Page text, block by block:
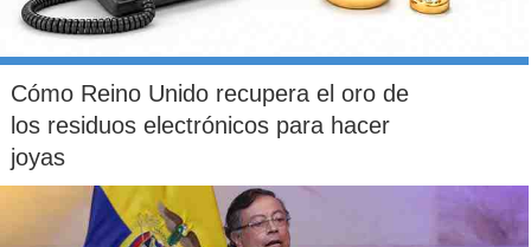
Cómo Reino Unido recupera el oro de
los residuos electrónicos para hacer
joyas